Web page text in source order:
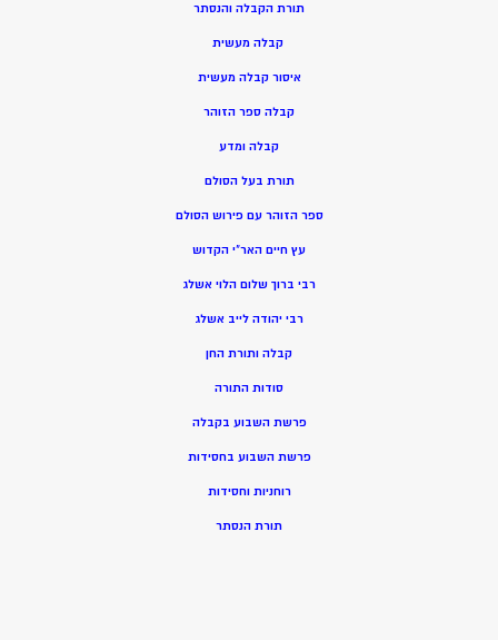
תורת הקבלה והנסתר
קבלה מעשית
איסור קבלה מעשית
קבלה ספר הזוהר
קבלה ומדע
תורת בעל הסולם
ספר הזוהר עם פירוש הסולם
עץ חיים האר”י הקדוש
רבי ברוך שלום הלוי אשלג
רבי יהודה לייב אשלג
קבלה ותורת החן
סודות התורה
פרשת השבוע בקבלה
פרשת השבוע בחסידות
רוחניות וחסידות
תורת הנסתר